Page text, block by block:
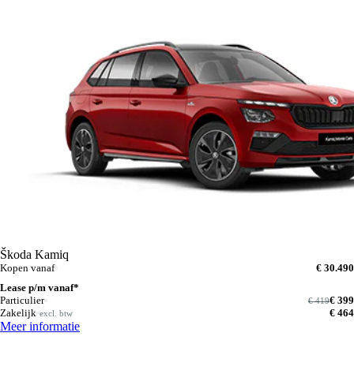
Škoda Kamiq
Kopen vanaf
€ 30.490
Lease p/m vanaf*
Particulier
€ 399
€ 419
Zakelijk excl. btw € 464
Meer informatie